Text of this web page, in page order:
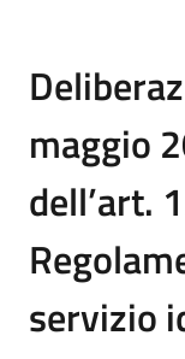
maggio
dell’art.
servizio